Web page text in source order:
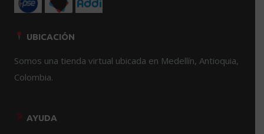
UBICACIÓN
Somos una tienda virtual ubicada en Medellín, Antioquia,
Colombia.
AYUDA